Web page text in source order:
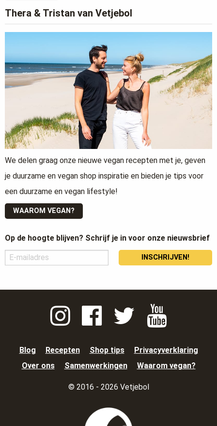
Thera & Tristan van Vetjebol
We delen graag onze nieuwe vegan recepten met je, geven
je duurzame en vegan shop inspiratie en bieden je tips voor
een duurzame en vegan lifestyle!
WAAROM VEGAN?
Op de hoogte blijven? Schrijf je in voor onze nieuwsbrief
INSCHRIJVEN!
Blog Recepten Shop tips
Privacyverklaring
Over ons
Samenwerkingen Waarom vegan?
© 2016 - 2026 Vetjebol